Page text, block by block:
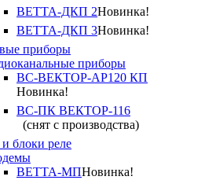
ВЕТТА-ДКП 2Новинка!
ВЕТТА-ДКП 3Новинка!
приборы
приборы
ВС-ВЕКТОР-АР120 КП
Новинка!
ВС-ПК ВЕКТОР-116
(снят с производства)
блоки реле
ВЕТТА-МПНовинка!